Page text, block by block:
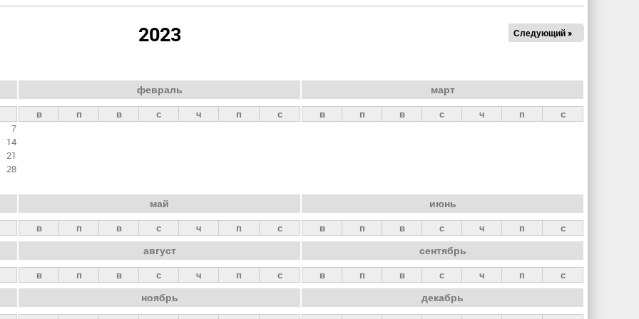
2023 Следующий »
7
14
21
28
февраль
в п в с ч п с
март
в п в с ч п с
май
в п в с ч п с
июнь
в п в с ч п с
август
в п в с ч п с
сентябрь
в п в с ч п с
ноябрь декабрь